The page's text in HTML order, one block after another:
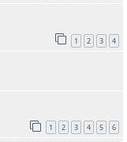
1 2 3 4
1 2 3 4 5 6